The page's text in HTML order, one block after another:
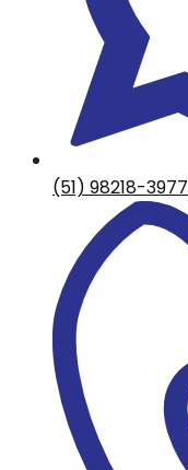
(51) 98218-3977